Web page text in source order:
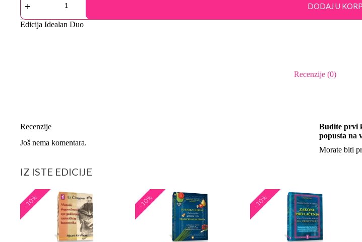
DODAJ U
Edicija Idealan Duo
Recenzije (0)
Recenzije
Još nema komentara.
Budite prvi
popusta na
Morate biti
IZ ISTE EDICIJE
-10% -10% -10%